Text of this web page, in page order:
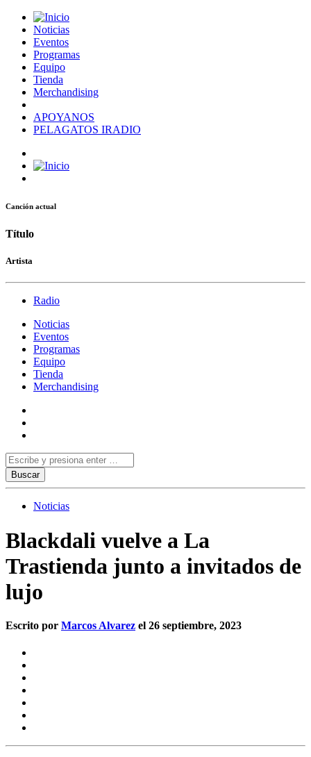
Noticias
Eventos
Programas
Equipo
Tienda
Merchandising
APOYANOS
PELAGATOS IRADIO
Canción actual
Título
Artista
Radio
Noticias
Eventos
Programas
Equipo
Tienda
Merchandising
Noticias
Blackdali vuelve a La
Trastienda junto a invitados de
lujo
Escrito por Marcos Alvarez el 26 septiembre, 2023